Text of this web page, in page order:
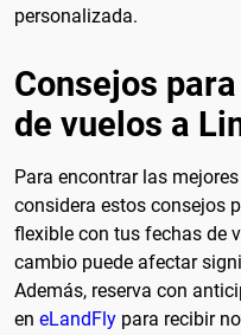
personalizada.
Consejos
de vuelos a
Para encontrar las mejores
considera estos consejos
flexible con tus fechas de
cambio puede afectar
Además, reserva con
en eLandFly para recibir